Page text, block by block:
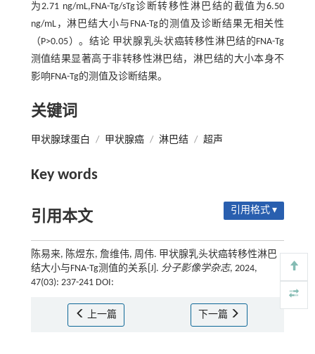
为2.71 ng/mL,FNA-Tg/sTg诊断转移性淋巴结的截值为6.50
ng/mL，淋巴结大小与FNA-Tg的测值及诊断结果无相关性
（P>0.05）。结论 甲状腺乳头状癌转移性淋巴结的FNA-Tg
测值结果显著高于非转移性淋巴结，淋巴结的大小本身不
影响FNA-Tg的测值及诊断结果。
关键词
甲状腺球蛋白 / 甲状腺癌 / 淋巴结 / 超声
Key words
引用本文 引用格式 ▾
陈易来, 陈煜东, 詹维伟, 周伟. 甲状腺乳头状癌转移性淋巴
结大小与FNA-Tg测值的关系[J]. 分子影像学杂志, 2024,
47(03): 237-241 DOI:
上一篇 下一篇